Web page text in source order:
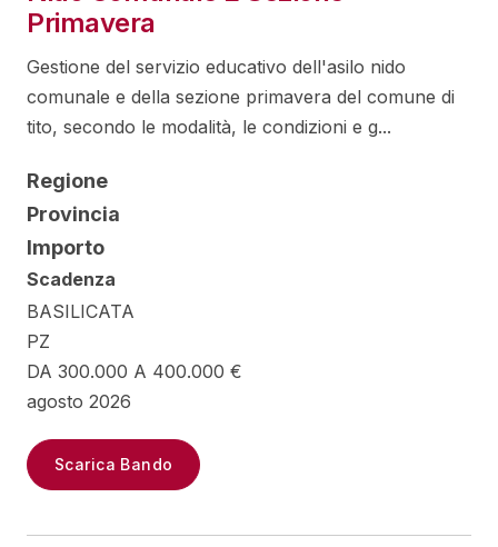
Primavera
Gestione del servizio educativo dell'asilo nido
comunale e della sezione primavera del comune di
tito, secondo le modalità, le condizioni e g...
Regione
Provincia
Importo
Scadenza
BASILICATA
PZ
DA 300.000 A 400.000 €
agosto 2026
Scarica Bando